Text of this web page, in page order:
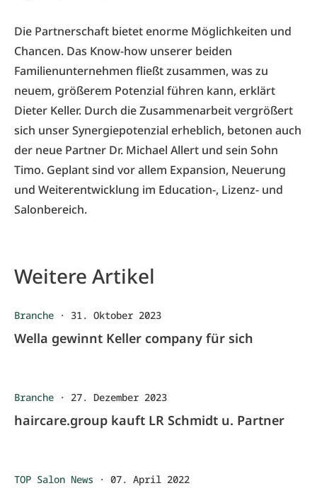
Die Partnerschaft bietet enorme Möglichkeiten und
Chancen. Das Know-how unserer beiden
Familienunternehmen fließt zusammen, was zu
neuem, größerem Potenzial führen kann, erklärt
Dieter Keller. Durch die Zusammenarbeit vergrößert
sich unser Synergiepotenzial erheblich, betonen auch
der neue Partner Dr. Michael Allert und sein Sohn
Timo. Geplant sind vor allem Expansion, Neuerung
und Weiterentwicklung im Education-, Lizenz- und
Salonbereich.
Weitere Artikel
Branche · 31. Oktober 2023
Wella gewinnt Keller company für sich
Branche · 27. Dezember 2023
haircare.group kauft LR Schmidt u. Partner
TOP Salon News · 07. April 2022